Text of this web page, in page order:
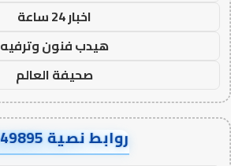
اخبار 24 ساعة
هيدب فنون وترفيه
صحيفة العالم
روابط نصية AA49895